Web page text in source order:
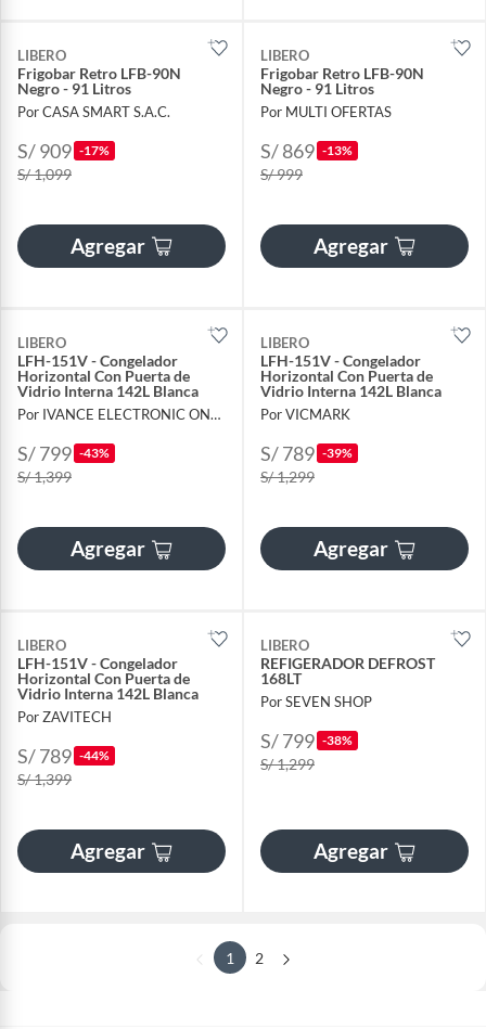
LIBERO
Frigobar Retro LFB-90N
Negro - 91 Litros
Por CASA SMART S.A.C.
S/ 909 -17%
S/ 1,099
Agregar
LIBERO
Frigobar Retro LFB-90N
Negro - 91 Litros
Por MULTI OFERTAS
S/ 869 -13%
S/ 999
Agregar
LIBERO
LFH-151V - Congelador
Horizontal Con Puerta de
Vidrio Interna 142L Blanca
Por IVANCE ELECTRONIC ONLINE
S/ 799 -43%
S/ 1,399
Agregar
LIBERO
LFH-151V - Congelador
Horizontal Con Puerta de
Vidrio Interna 142L Blanca
Por VICMARK
S/ 789 -39%
S/ 1,299
Agregar
LIBERO
LFH-151V - Congelador
Horizontal Con Puerta de
Vidrio Interna 142L Blanca
Por ZAVITECH
S/ 789 -44%
S/ 1,399
Agregar
LIBERO
REFIGERADOR DEFROST
168LT
Por SEVEN SHOP
S/ 799 -38%
S/ 1,299
Agregar
1 2